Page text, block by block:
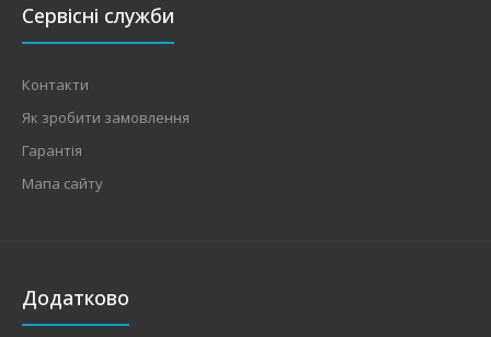
Фазність: одна фаза Діапазон вхідної напруг..
Сервісні служби
Контакти
Як зробити замовлення
Гарантія
Мапа сайту
Додатково